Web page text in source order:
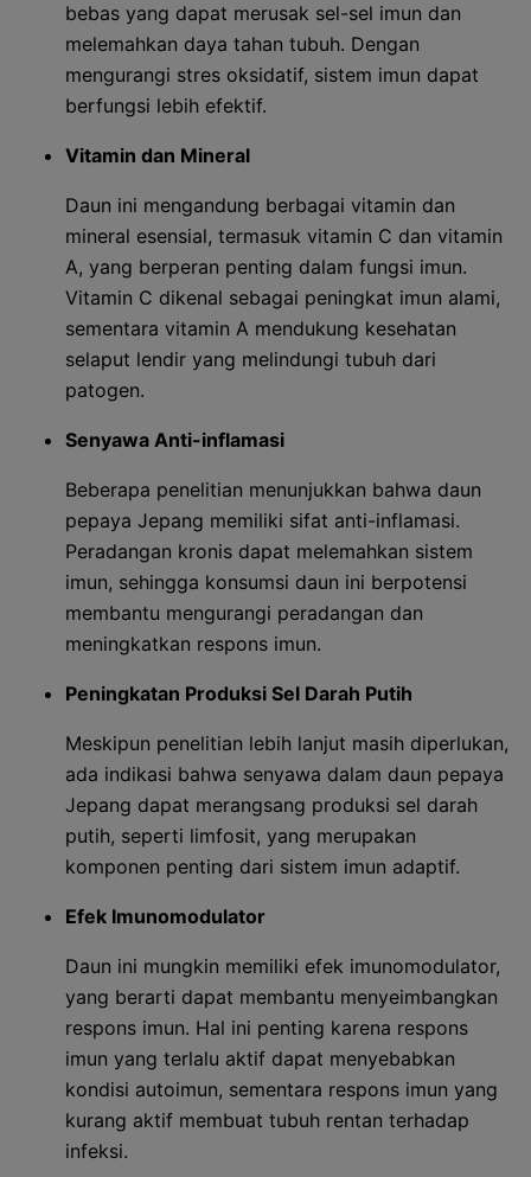
bebas yang dapat merusak sel-sel imun dan
melemahkan daya tahan tubuh. Dengan
mengurangi stres oksidatif, sistem imun dapat
berfungsi lebih efektif.
Vitamin dan Mineral
Daun ini mengandung berbagai vitamin dan
mineral esensial, termasuk vitamin C dan vitamin
A, yang berperan penting dalam fungsi imun.
Vitamin C dikenal sebagai peningkat imun alami,
sementara vitamin A mendukung kesehatan
selaput lendir yang melindungi tubuh dari
patogen.
Senyawa Anti-inflamasi
Beberapa penelitian menunjukkan bahwa daun
pepaya Jepang memiliki sifat anti-inflamasi.
Peradangan kronis dapat melemahkan sistem
imun, sehingga konsumsi daun ini berpotensi
membantu mengurangi peradangan dan
meningkatkan respons imun.
Peningkatan Produksi Sel Darah Putih
Meskipun penelitian lebih lanjut masih diperlukan,
ada indikasi bahwa senyawa dalam daun pepaya
Jepang dapat merangsang produksi sel darah
putih, seperti limfosit, yang merupakan
komponen penting dari sistem imun adaptif.
Efek Imunomodulator
Daun ini mungkin memiliki efek imunomodulator,
yang berarti dapat membantu menyeimbangkan
respons imun. Hal ini penting karena respons
imun yang terlalu aktif dapat menyebabkan
kondisi autoimun, sementara respons imun yang
kurang aktif membuat tubuh rentan terhadap
infeksi.